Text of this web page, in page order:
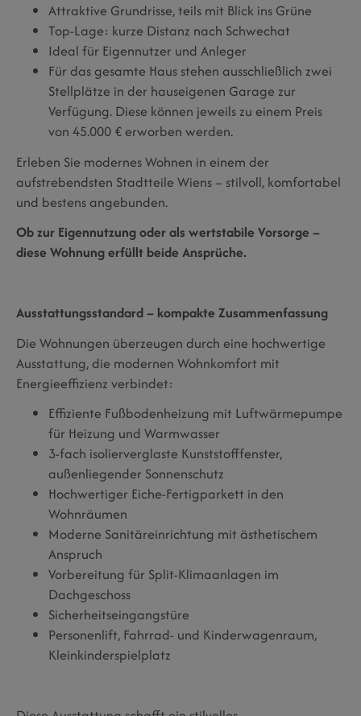
Attraktive Grundrisse, teils mit Blick ins Grüne
Top-Lage: kurze Distanz nach Schwechat
Ideal für Eigennutzer und Anleger
Für das gesamte Haus stehen ausschließlich zwei
Stellplätze in der hauseigenen Garage zur
Verfügung. Diese können jeweils zu einem Preis
von 45.000 € erworben werden.
Erleben Sie modernes Wohnen in einem der
aufstrebendsten Stadtteile Wiens – stilvoll, komfortabel
und bestens angebunden.
Ob zur Eigennutzung oder als wertstabile Vorsorge –
diese Wohnung erfüllt beide Ansprüche.
Ausstattungsstandard – kompakte Zusammenfassung
Die Wohnungen überzeugen durch eine hochwertige
Ausstattung, die modernen Wohnkomfort mit
Energieeffizienz verbindet:
Effiziente Fußbodenheizung mit Luftwärmepumpe
für Heizung und Warmwasser
3-fach isolierverglaste Kunststofffenster,
außenliegender Sonnenschutz
Hochwertiger Eiche-Fertigparkett in den
Wohnräumen
Moderne Sanitäreinrichtung mit ästhetischem
Anspruch
Vorbereitung für Split-Klimaanlagen im
Dachgeschoss
Sicherheitseingangstüre
Personenlift, Fahrrad- und Kinderwagenraum,
Kleinkinderspielplatz